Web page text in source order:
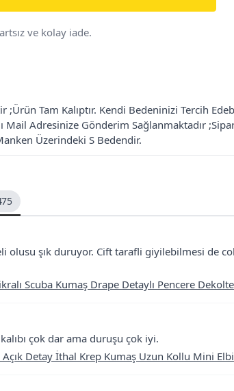
ve kolay iade.
Tam Kalıptır. Kendi Bedeninizi Tercih
Mail Adresinize Gönderim Sağlanmaktadır
Üzerindeki S Bedendir.
olusu şık duruyor. Cift tarafli giyilebilmesi de
Scuba Kumaş Drape Detaylı Pencere
çok dar ama duruşu çok iyi.
Açık Detay İthal Krep Kumaş Uzun Kollu Mini